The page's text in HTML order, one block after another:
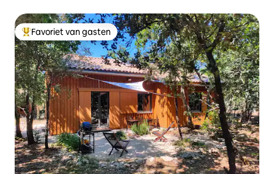
Topfavoriet van gasten
Favoriet van gasten